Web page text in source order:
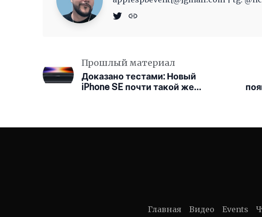
Прошлый материал
Доказано тестами: Новый
iPhone SE почти такой же
Главная Видео Events